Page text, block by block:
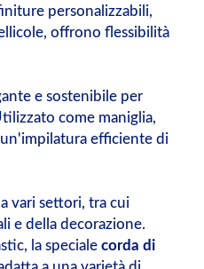
personalizzabili,
offrono flessibilità
e sostenibile per
come maniglia,
un'impilatura efficiente di
vari settori, tra cui
e della decorazione.
la speciale corda di